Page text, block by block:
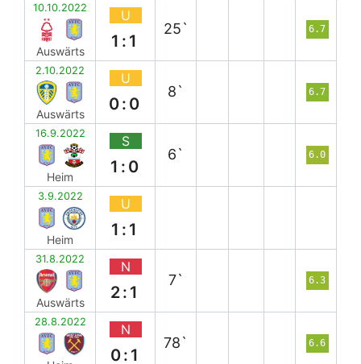
10.10.2022
Auswärts
U
1:1
25` 6.7
2.10.2022
Auswärts
U
0:0
8` 6.7
16.9.2022
Heim
S
1:0
6` 6.0
3.9.2022
Heim
U
1:1
31.8.2022
Auswärts
N
2:1
7` 6.3
28.8.2022 N
0:1
78` 6.6